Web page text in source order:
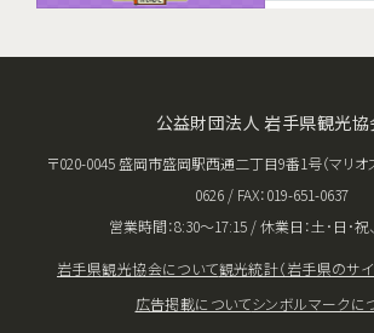
公益財団法人 岩手県観光協
〒020-0045 盛岡市盛岡駅西通二丁目9番1号（マリオ
0626 / FAX：019-651-0637
営業時間：8:30〜17:15 / 休業日：土･日･祝
岩手県観光協会について観光統計（岩手県のサイ
広告掲載についてシンボルマークに